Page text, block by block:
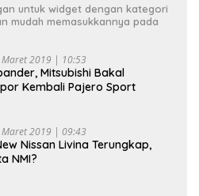
untuk widget dengan kategori
mudah memasukkannya pada
Maret 2019 | 10:53
Mitsubishi Bakal
Kembali Pajero Sport
Maret 2019 | 09:43
Nissan Livina Terungkap,
NMI?